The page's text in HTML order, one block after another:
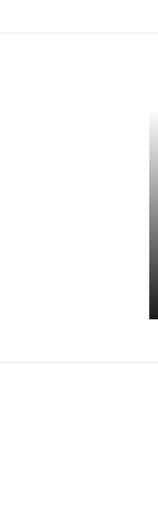
content